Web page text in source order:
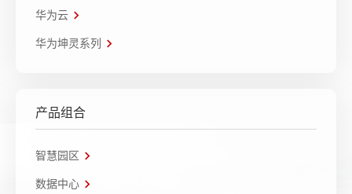
华为云
华为坤灵系列
产品组合
智慧园区
数据中心